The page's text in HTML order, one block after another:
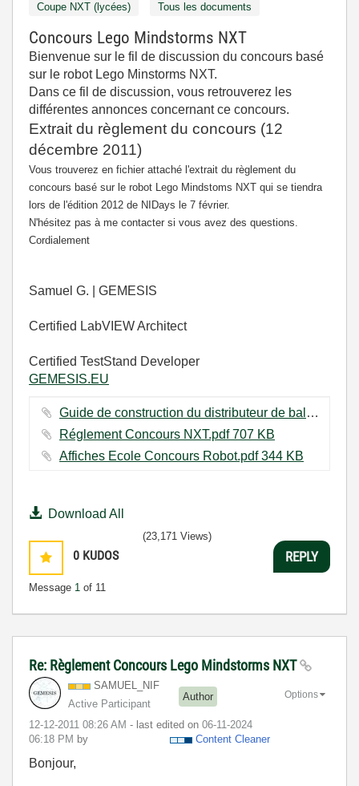
Coupe NXT (lycées) Tous les documents
Concours Lego Mindstorms NXT
Bienvenue sur le fil de discussion du concours basé
sur le robot Lego Minstorms NXT.
Dans ce fil de discussion, vous retrouverez les
différentes annonces concernant ce concours.
Extrait du règlement du concours (12
décembre 2011)
Vous trouverez en fichier attaché l'extrait du règlement du
concours basé sur le robot Lego Mindstoms NXT qui se tiendra
lors de l'édition 2012 de NIDays le 7 février.
N'hésitez pas à me contacter si vous avez des questions.
Cordialement
Samuel G. | GEMESIS
Certified LabVIEW Architect
Certified TestStand Developer
GEMESIS.EU
Guide de construction du distributeur de balle.pdf ‏1784 KB
Réglement Concours NXT.pdf ‏707 KB
Affiches Ecole Concours Robot.pdf ‏344 KB
Download All
0 KUDOS
Message 1 of 11
(23,171 Views)
REPLY
Re: Règlement Concours Lego Mindstorms NXT
SAMUEL_NIF
Active Participant
Author
‎12-12-2011 08:26 AM - last edited on ‎06-11-2024
06:18 PM by Content Cleaner
Options
Bonjour,